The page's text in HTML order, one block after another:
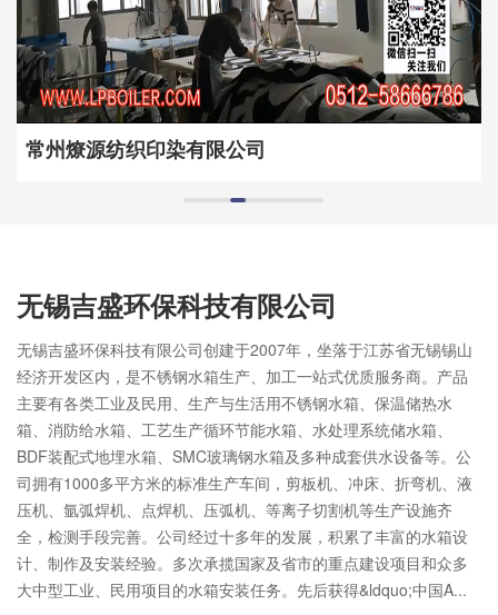
常州燎源纺织印染有限公司
无锡吉盛环保科技有限公司
无锡吉盛环保科技有限公司创建于2007年，坐落于江苏省无锡锡山
经济开发区内，是不锈钢水箱生产、加工一站式优质服务商。产品
主要有各类工业及民用、生产与生活用不锈钢水箱、保温储热水
箱、消防给水箱、工艺生产循环节能水箱、水处理系统储水箱、
BDF装配式地埋水箱、SMC玻璃钢水箱及多种成套供水设备等。公
司拥有1000多平方米的标准生产车间，剪板机、冲床、折弯机、液
压机、氩弧焊机、点焊机、压弧机、等离子切割机等生产设施齐
全，检测手段完善。公司经过十多年的发展，积累了丰富的水箱设
计、制作及安装经验。多次承揽国家及省市的重点建设项目和众多
大中型工业、民用项目的水箱安装任务。先后获得&ldquo;中国A...